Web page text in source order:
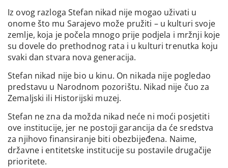
Iz ovog razloga Stefan nikad nije mogao uživati u
onome što mu Sarajevo može pružiti – u kulturi svoje
zemlje, koja je počela mnogo prije podjela i mržnji koje
su dovele do prethodnog rata i u kulturi trenutka koju
svaki dan stvara nova generacija.
Stefan nikad nije bio u kinu. On nikada nije pogledao
predstavu u Narodnom pozorištu. Nikad nije čuo za
Zemaljski ili Historijski muzej.
Stefan ne zna da možda nikad neće ni moći posjetiti
ove institucije, jer ne postoji garancija da će sredstva
za njihovo finansiranje biti obezbijeđena. Naime,
državne i entitetske institucije su postavile drugačije
prioritete.